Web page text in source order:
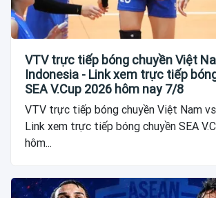
VTV trực tiếp bóng chuyền Việt
Indonesia - Link xem trực tiếp
SEA V.Cup 2026 hôm nay 7/8
VTV trực tiếp bóng chuyền Việt Nam
Link xem trực tiếp bóng chuyền SEA
hôm...